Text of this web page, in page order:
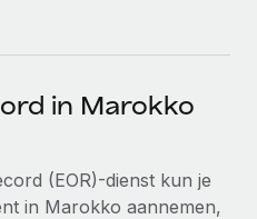
juridische experts
samenwerken
AI-automatiseringen
in Marokko
(EOR)-dienst kun je
in Marokko aannemen,